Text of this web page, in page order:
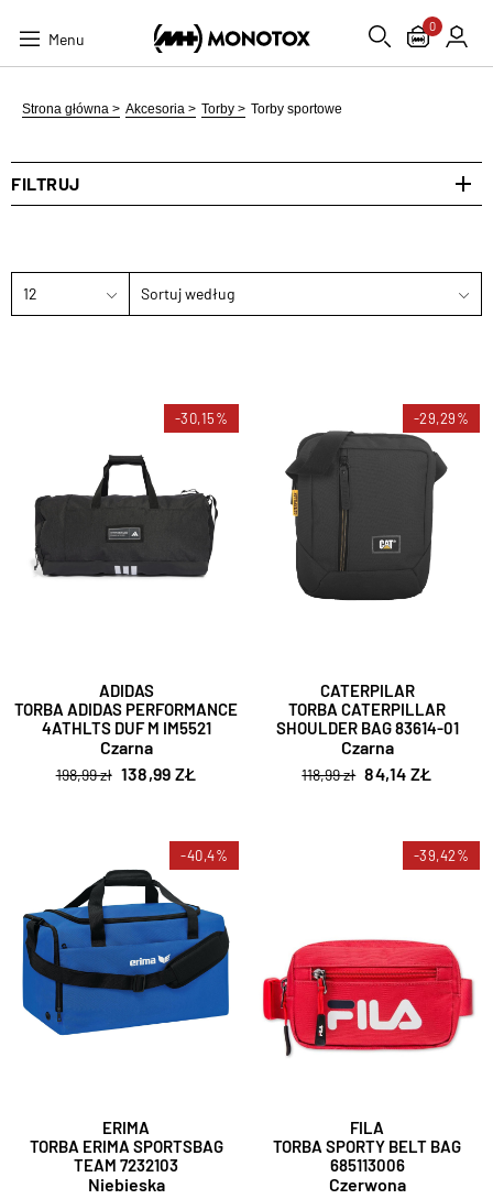
Menu
0
Strona główna > Akcesoria > Torby > Torby sportowe
FILTRUJ
12 Sortuj według
-30,15%
ADIDAS
TORBA ADIDAS PERFORMANCE
4ATHLTS DUF M IM5521
Czarna
198,99 zł 138,99 ZŁ
-29,29%
CATERPILAR
TORBA CATERPILLAR
SHOULDER BAG 83614-01
Czarna
118,99 zł 84,14 ZŁ
-40,4%
ERIMA
TORBA ERIMA SPORTSBAG
TEAM 7232103
Niebieska
-39,42%
FILA
TORBA SPORTY BELT BAG
685113006
Czerwona